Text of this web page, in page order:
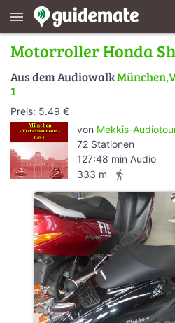
menu
Motorroller Honda
Aus dem Audiowalk
1
Preis: 5.49 €
von Mekkis-
72 Stationen
127:48 min Audio
333 m
directions_walk